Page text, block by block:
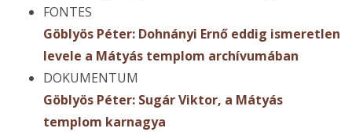
FONTES
Göblyös Péter: Dohnányi Ernő eddig ismeretlen
levele a Mátyás templom archívumában
DOKUMENTUM
Göblyös Péter: Sugár Viktor, a Mátyás
templom karnagya